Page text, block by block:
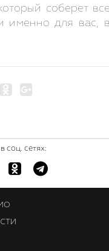
соберет
именно для вас,
соц. сетях: